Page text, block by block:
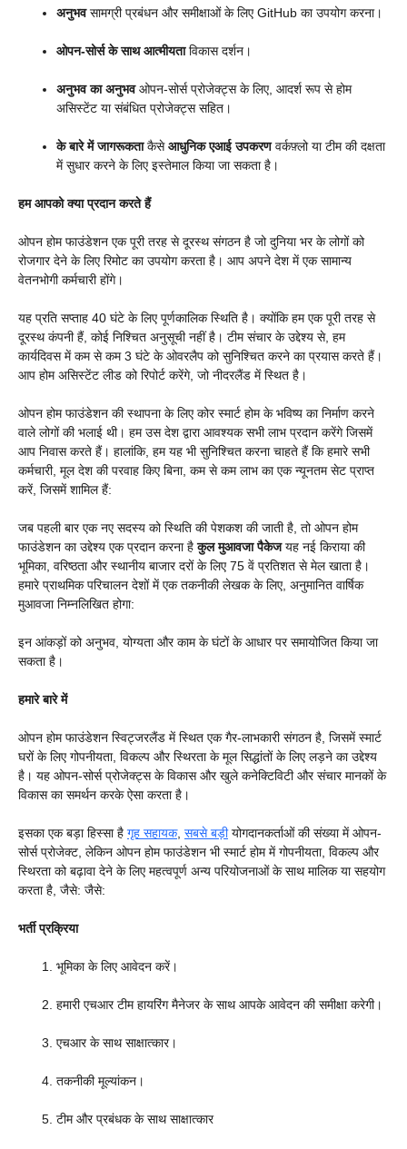
अनुभवसामग्री प्रबंधन और समीक्षाओं के लिए GitHub का उपयोग करना।
ओपन-सोर्स के साथ आत्मीयताविकास दर्शन।
अनुभव का अनुभवओपन-सोर्स प्रोजेक्ट्स के लिए, आदर्श रूप से होम
असिस्टेंट या संबंधित प्रोजेक्ट्स सहित।
के बारे में जागरूकताकैसेआधुनिक एआई उपकरणवर्कफ़्लो या टीम की दक्षता
में सुधार करने के लिए इस्तेमाल किया जा सकता है।
हम आपको क्या प्रदान करते हैं
ओपन होम फाउंडेशन एक पूरी तरह से दूरस्थ संगठन है जो दुनिया भर के लोगों को
रोजगार देने के लिए रिमोट का उपयोग करता है। आप अपने देश में एक सामान्य
वेतनभोगी कर्मचारी होंगे।
यह प्रति सप्ताह 40 घंटे के लिए पूर्णकालिक स्थिति है। क्योंकि हम एक पूरी तरह से
दूरस्थ कंपनी हैं, कोई निश्चित अनुसूची नहीं है। टीम संचार के उद्देश्य से, हम
कार्यदिवस में कम से कम 3 घंटे के ओवरलैप को सुनिश्चित करने का प्रयास करते हैं।
आप होम असिस्टेंट लीड को रिपोर्ट करेंगे, जो नीदरलैंड में स्थित है।
ओपन होम फाउंडेशन की स्थापना के लिए कोर स्मार्ट होम के भविष्य का निर्माण करने
वाले लोगों की भलाई थी। हम उस देश द्वारा आवश्यक सभी लाभ प्रदान करेंगे जिसमें
आप निवास करते हैं। हालांकि, हम यह भी सुनिश्चित करना चाहते हैं कि हमारे सभी
कर्मचारी, मूल देश की परवाह किए बिना, कम से कम लाभ का एक न्यूनतम सेट प्राप्त
करें, जिसमें शामिल हैं:
जब पहली बार एक नए सदस्य को स्थिति की पेशकश की जाती है, तो ओपन होम
फाउंडेशन का उद्देश्य एक प्रदान करना हैकुल मुआवजा पैकेजयह नई किराया की
भूमिका, वरिष्ठता और स्थानीय बाजार दरों के लिए 75 वें प्रतिशत से मेल खाता है।
हमारे प्राथमिक परिचालन देशों में एक तकनीकी लेखक के लिए, अनुमानित वार्षिक
मुआवजा निम्नलिखित होगा:
इन आंकड़ों को अनुभव, योग्यता और काम के घंटों के आधार पर समायोजित किया जा
सकता है।
हमारे बारे में
ओपन होम फाउंडेशन स्विट्जरलैंड में स्थित एक गैर-लाभकारी संगठन है, जिसमें स्मार्ट
घरों के लिए गोपनीयता, विकल्प और स्थिरता के मूल सिद्धांतों के लिए लड़ने का उद्देश्य
है। यह ओपन-सोर्स प्रोजेक्ट्स के विकास और खुले कनेक्टिविटी और संचार मानकों के
विकास का समर्थन करके ऐसा करता है।
इसका एक बड़ा हिस्सा है गृह सहायक, सबसे बड़ीयोगदानकर्ताओं की संख्या में ओपन-
सोर्स प्रोजेक्ट, लेकिन ओपन होम फाउंडेशन भी स्मार्ट होम में गोपनीयता, विकल्प और
स्थिरता को बढ़ावा देने के लिए महत्वपूर्ण अन्य परियोजनाओं के साथ मालिक या सहयोग
करता है, जैसे: जैसे:
भर्ती प्रक्रिया
भूमिका के लिए आवेदन करें।
हमारी एचआर टीम हायरिंग मैनेजर के साथ आपके आवेदन की समीक्षा करेगी।
एचआर के साथ साक्षात्कार।
तकनीकी मूल्यांकन।
टीम और प्रबंधक के साथ साक्षात्कार